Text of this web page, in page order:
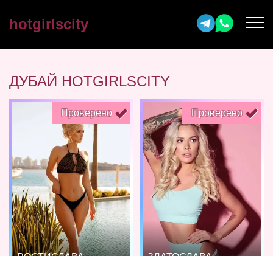
hotgirlscity
ДУБАЙ HOTGIRLSCITY
Проверено Проверено